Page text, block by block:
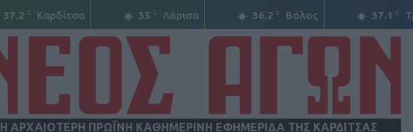
37.2 C Καρδίτσα 35 C Λάρισα 36.2 C Βόλος 37.1 C
Η ΑΡΧΑΙΟΤΕΡΗ ΠΡΩΪΝΗ ΚΑΘΗΜΕΡΙΝΗ ΕΦΗΜΕΡΙΔΑ ΤΗΣ ΚΑΡΔΙΤΣΑΣ